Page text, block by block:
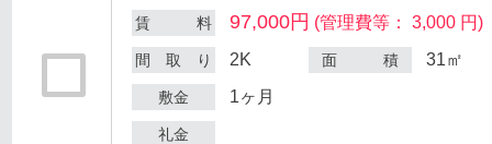
賃 料 97,000円 (管理費等： 3,000 円)
間 取 り 2K 面 積 31㎡
敷金 1ヶ月
礼金